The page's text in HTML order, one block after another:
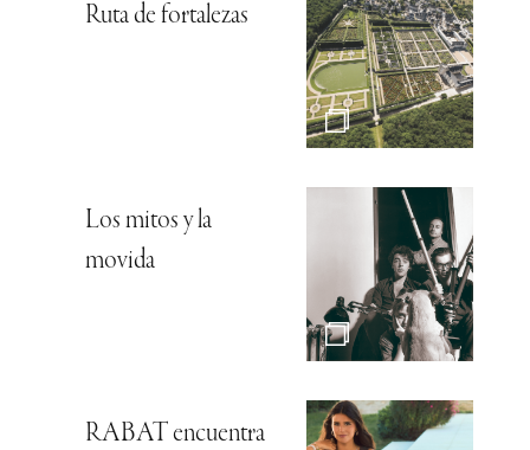
Ruta de fortalezas
Los mitos y la
movida
RABAT encuentra